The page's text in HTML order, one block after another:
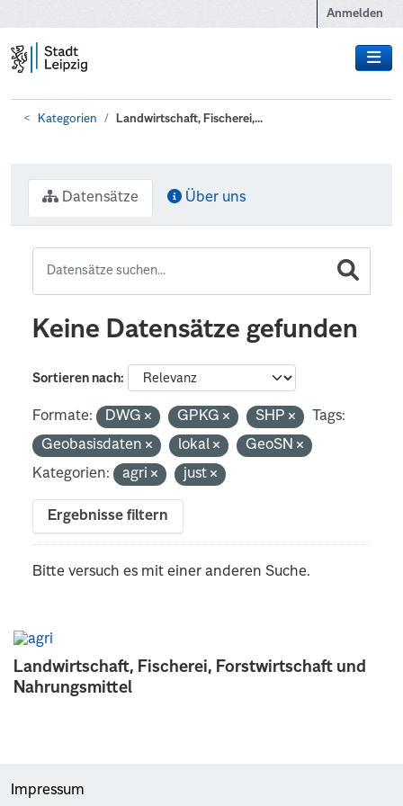
Anmelden
Kategorien Landwirtschaft, Fischerei,...
Landwirtschaft, Fischerei, Forstwirtschaft und
Nahrungsmittel
Datensätze Über uns
Keine Datensätze gefunden
Sortieren nach
Formate: DWG GPKG SHP
Tags:
Geobasisdaten
lokal
GeoSN
Kategorien:
agri just
Ergebnisse filtern
Bitte versuch es mit einer anderen Suche.
Impressum